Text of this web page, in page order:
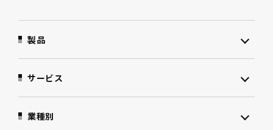
製品
サービス
業種別